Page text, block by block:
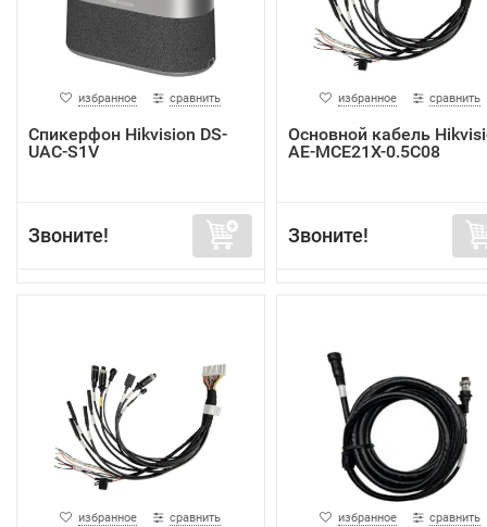
избранное сравнить
Спикерфон Hikvision DS-
UAC-S1V
Звоните!
избранное сравнить
Основной кабель
AE-MCE21X-0.5C08
Звоните!
избранное сравнить избранное сравнить